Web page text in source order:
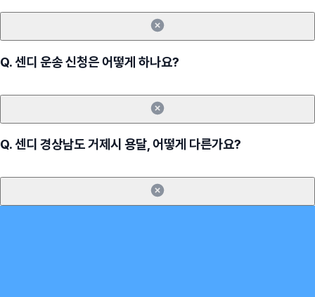
Q.센디 운송 신청은 어떻게 하나요?
Q.센디 경상남도 거제시 용달, 어떻게 다른가요?